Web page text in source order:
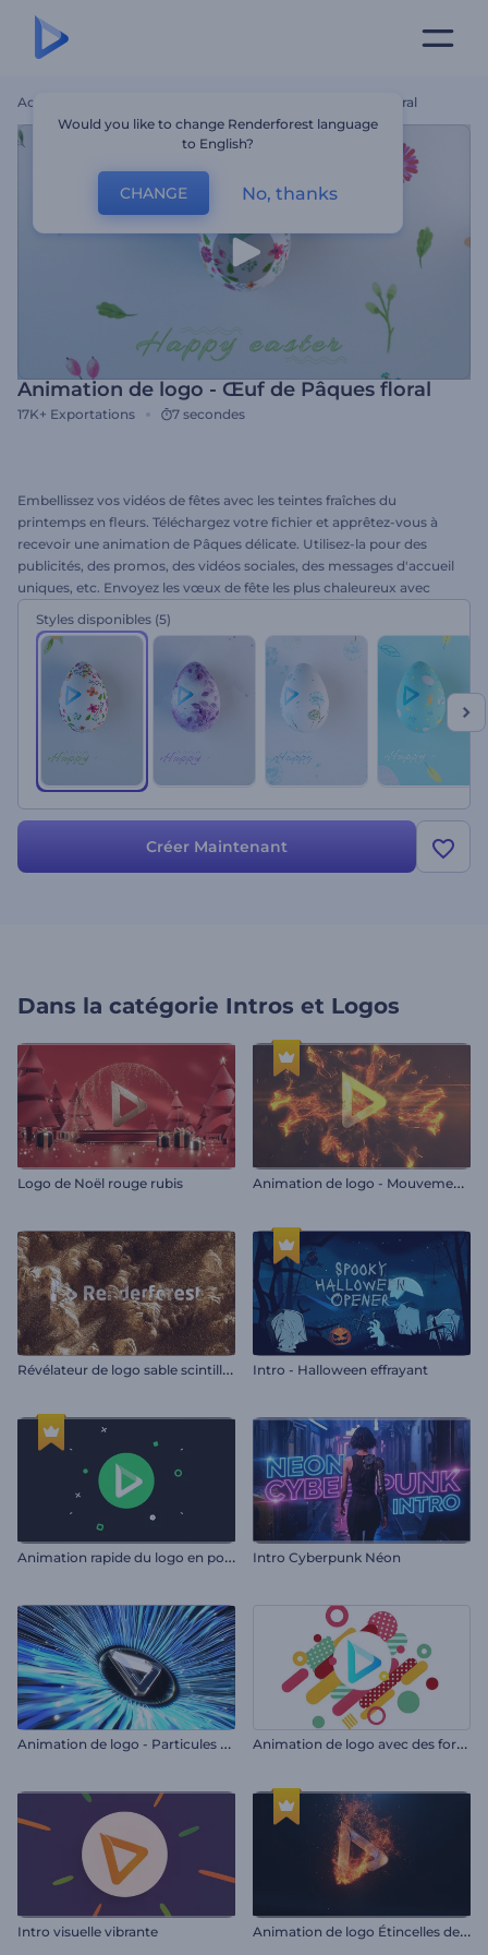
Accueil Animation De Logo - Œuf De Pâques Floral
Animation de logo - Œuf de Pâques floral
17K+ Exportations 7 secondes
Embellissez vos vidéos de fêtes avec les teintes fraîches du
printemps en fleurs. Téléchargez votre fichier et apprêtez-vous à
recevoir une animation de Pâques délicate. Utilisez-la pour des
publicités, des promos, des vidéos sociales, des messages d'accueil
uniques, etc. Envoyez les vœux de fête les plus chaleureux avec
Styles disponibles (5)
Créer Maintenant
Dans la catégorie Intros et Logos
Logo de Noël rouge rubis A
nimation de logo - Mouvement du feu vif
R
évélateur de logo sable scintillant Intro - Halloween effrayant
A
nimation rapide du logo en pop-up Intro Cyberpunk Néon
A
nimation de logo - Particules cinétiques A
nimation de logo avec des formes colorées
Intro visuelle vibrante A
nimation de logo Étincelles de feu rapides
Would you like to change Renderforest language
to English?
CHANGE No, thanks